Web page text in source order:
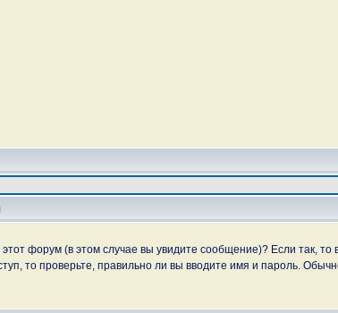
форум (в этом случае вы увидите сообщение)? Если так, то
то проверьте, правильно ли вы вводите имя и пароль.